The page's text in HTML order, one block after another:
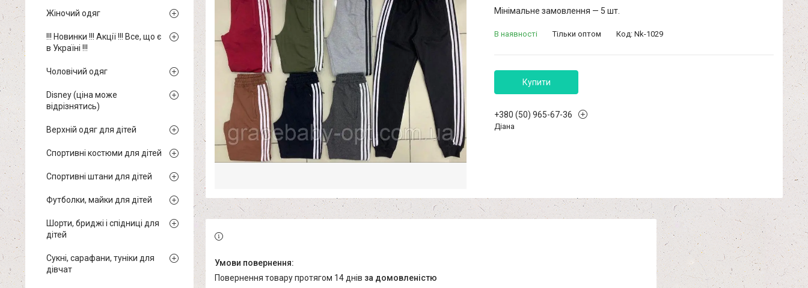
Мінімальне замовлення — 5 шт.
В наявності Тільки оптом Код: Nk-1029
Купити
+380 (50) 965-67-36
Діана
повернення товару протягом 14 днів за домовленістю
Жіночий одяг
!!! Новинки !!! Акції !!! Все, що є
в Україні !!!
Чоловічий одяг
Disney (ціна може
відрізнятись)
Верхній одяг для дітей
Спортивні костюми для дітей
Спортивні штани для дітей
Футболки, майки для дітей
Шорти, бриджі і спідниці для
дітей
Сукні, сарафани, туніки для
дівчат